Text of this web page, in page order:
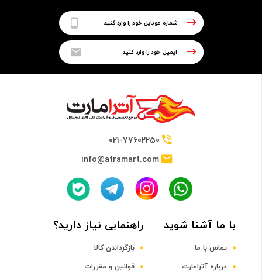
HiSilicon Kirin 810 (7 nm)
فرکانس پردازنده مرکزی
Mali-G52 MP6
021-77602250
info@atramart.com
با ما آشنا شوید
تماس با ما
درباره آترامارت
راهنمایی نیاز دارید؟
بازگرداندن کالا
قوانین و مقررات